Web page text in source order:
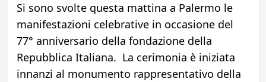
Si sono svolte questa mattina a Palermo le
manifestazioni celebrative in occasione del
77° anniversario della fondazione della
Repubblica Italiana. La cerimonia è iniziata
innanzi al monumento rappresentativo della